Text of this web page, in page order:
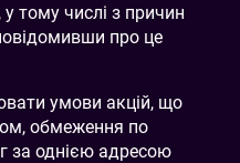
у тому числі з причин
про це
умови акцій, що
обмеження по
за однією адресою